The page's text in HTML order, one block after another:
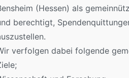
(Hessen) als
berechtigt,
verfolgen dabei folgende